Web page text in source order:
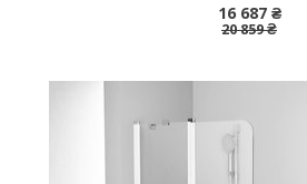
16 687 ₴
20 859 ₴